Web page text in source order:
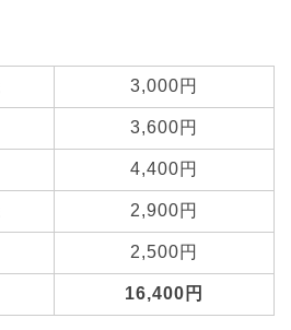
3,000円
3,600円
4,400円
2,900円
2,500円
16,400円